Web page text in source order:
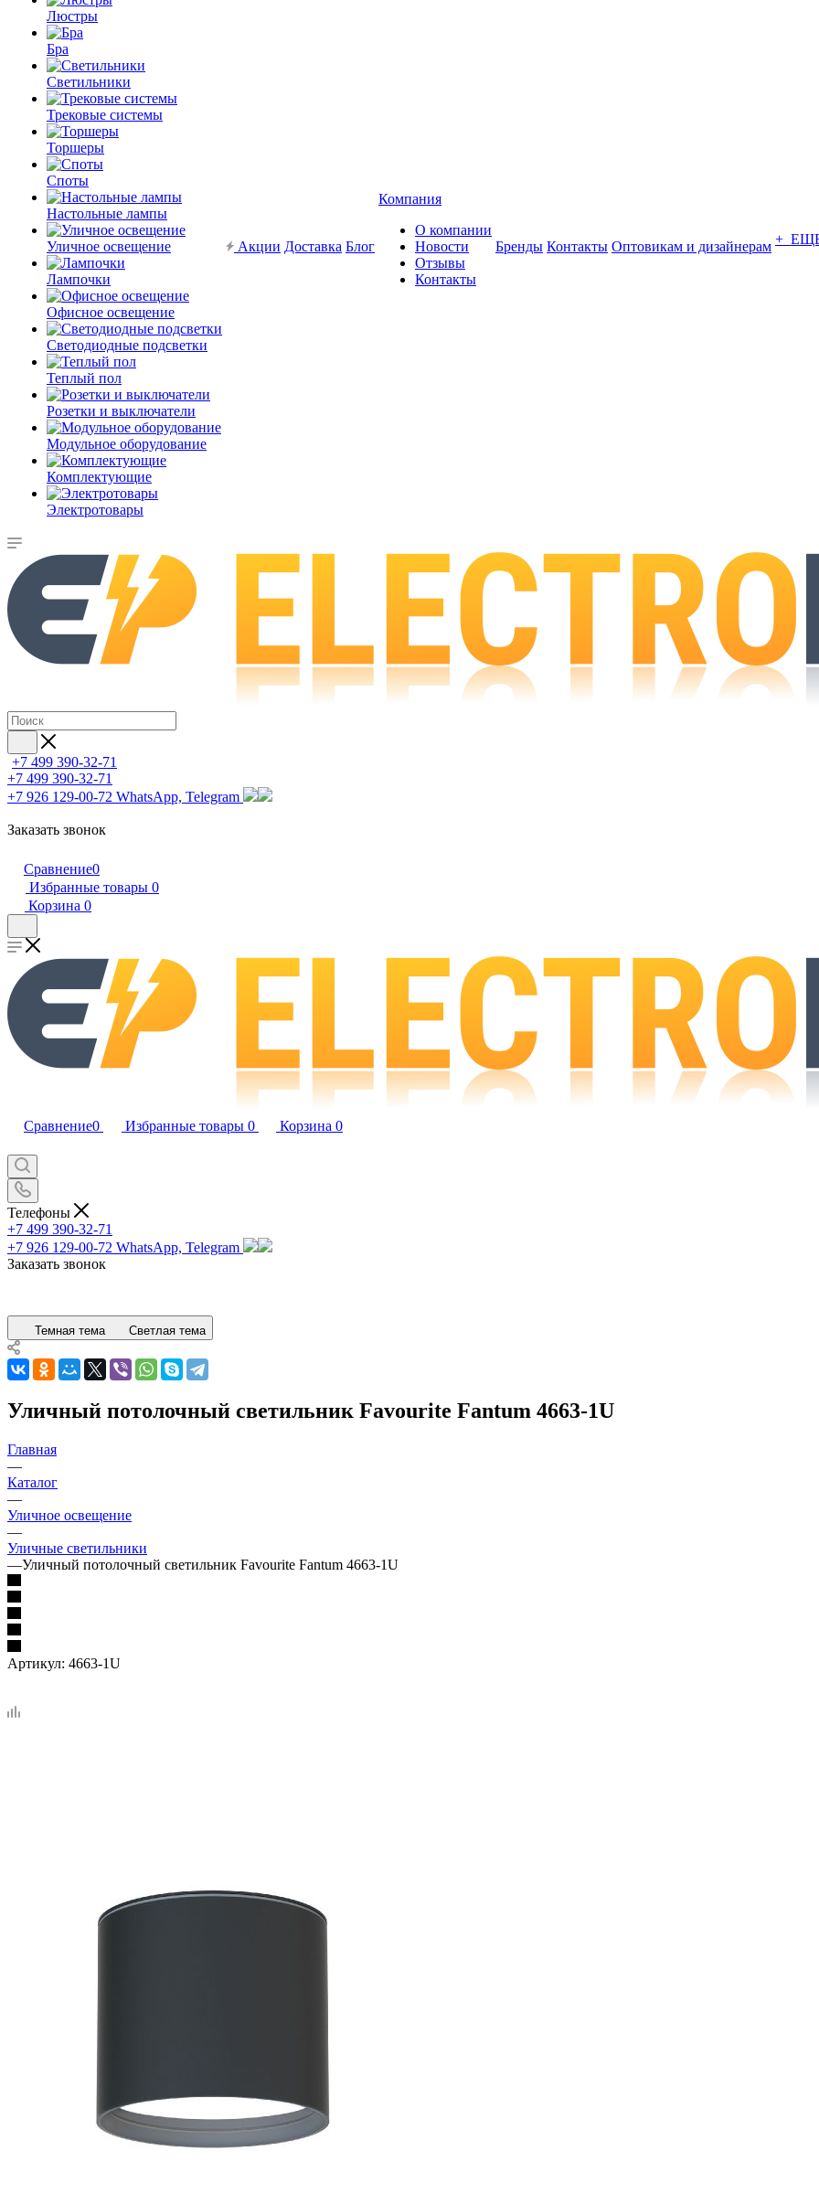
Люстры
Бра
Светильники
Трековые системы
Торшеры
Споты
Настольные лампы
Уличное освещение
Лампочки
Офисное освещение
Светодиодные подсветки
Теплый пол
Розетки и выключатели
Модульное оборудование
Комплектующие
Электротовары
Акции Доставка Блог
Компания
О компании
Новости
Отзывы
Контакты
Бренды Контакты Оптовикам и дизайнерам +
+7 499 390-32-71
+7 499 390-32-71
+7 926 129-00-72 WhatsApp, Telegram
Заказать звонок
Сравнение0
Избранные товары 0
Корзина 0
Сравнение0 Избранные товары 0 Корзина 0
Телефоны
+7 499 390-32-71
+7 926 129-00-72 WhatsApp, Telegram
Заказать звонок
Темная тема Светлая тема
Уличный потолочный светильник Favourite Fantum 4663-1U
Главная
—
Каталог
—
Уличное освещение
—
Уличные светильники
—Уличный потолочный светильник Favourite Fantum 4663-1U
Артикул: 4663-1U